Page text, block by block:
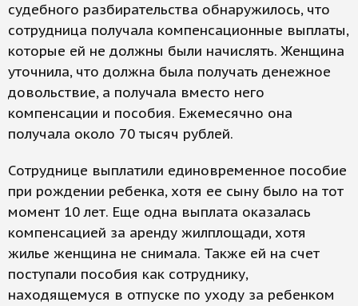
судебного разбирательства обнаружилось, что
сотрудница получала компенсационные выплаты,
которые ей не должны были начислять. Женщина
уточнила, что должна была получать денежное
довольствие, а получала вместо него
компенсации и пособия. Ежемесячно она
получала около 70 тысяч рублей.
Сотруднице выплатили единовременное пособие
при рождении ребенка, хотя ее сыну было на тот
момент 10 лет. Еще одна выплата оказалась
компенсацией за аренду жилплощади, хотя
жилье женщина не снимала. Также ей на счет
поступали пособия как сотруднику,
находящемуся в отпуске по уходу за ребенком